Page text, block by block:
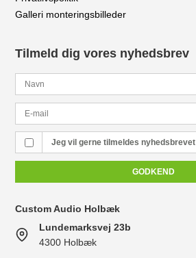
Galleri monteringsbilleder
Tilmeld dig vores nyhedsbrev
Jeg vil gerne tilmeldes nyhedsbrevet
GODKEND
Custom Audio Holbæk
Lundemarksvej 23b
4300 Holbæk